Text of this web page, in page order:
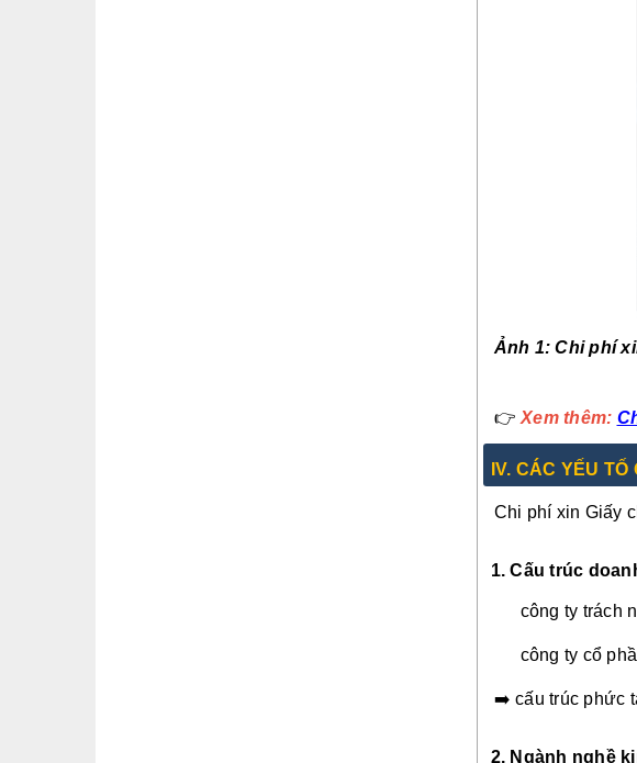
Ảnh 1: Chi phí
👉 Xem thêm:
IV. CÁC YẾU
Chi phí xin Giấy
1. Cấu trúc
công ty trách
công ty cổ
➡️ cấu trúc phức
2. Ngành nghề